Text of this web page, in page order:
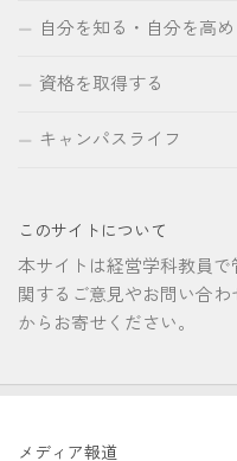
自分を知る・自分を高め
資格を取得する
キャンパスライフ
このサイトについて
本サイトは経営学科教員
関するご意見やお問い合わ
からお寄せください。
メディア報道